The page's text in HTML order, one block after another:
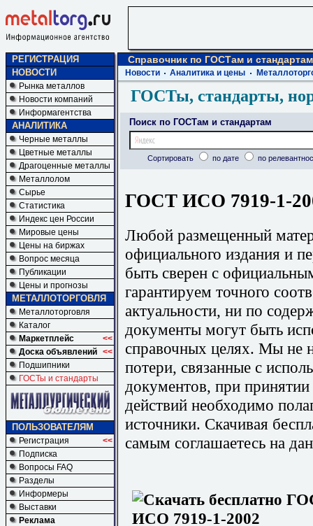
РЕГИСТРАЦИЯ
НОВОСТИ
Рынка металлов
Новости компаний
Информагентства
АНАЛИТИКА
Черные металлы
Цветные металлы
Драгоценные металлы
Металлолом
Сырье
Статистика
Индекс цен России
Мировые цены
Цены на биржах
Вопрос месяца
Публикации
Цены и прогнозы
МЕТАЛЛОТОРГОВЛЯ
Металлоторговля
Каталог
Маркетплейс
<<
Доска объявлений <<
Подшипники
ГОСТы и стандарты
ПОЛЬЗОВАТЕЛЯМ
Регистрация
<<
Подписка
Вопросы FAQ
Разделы
Информеры
Выставки
Реклама
Справочник по ГОСТам и стандартам
Новости Аналитика и цены
ГОСТы, стандарты,
Поиск по ГОСТам и стандартам
Сортировать по дате по
ГОСТ ИСО 7919-1-
Любой размещенный
официального издания и
быть сверен с
гарантируем точного
актуальности, ни по
документы могут быть
справочных целях. Мы не
потери, связанные с
документов, при
действий необходимо
источники. Скачивая
самым соглашаетесь на